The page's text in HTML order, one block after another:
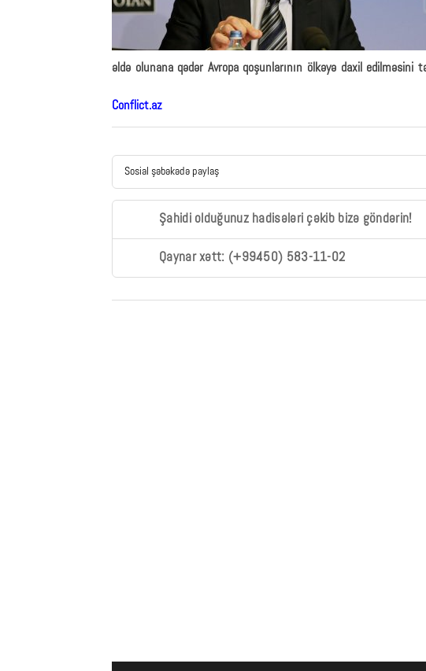
əldə olunana qədər Avropa qoşunlarının ölkəyə daxil edilməsini
Conflict.az
Sosial şəbəkədə paylaş
Şahidi olduğunuz hadisələri çəkib bizə göndərin!
Qaynar xətt: (+99450) 583-11-02